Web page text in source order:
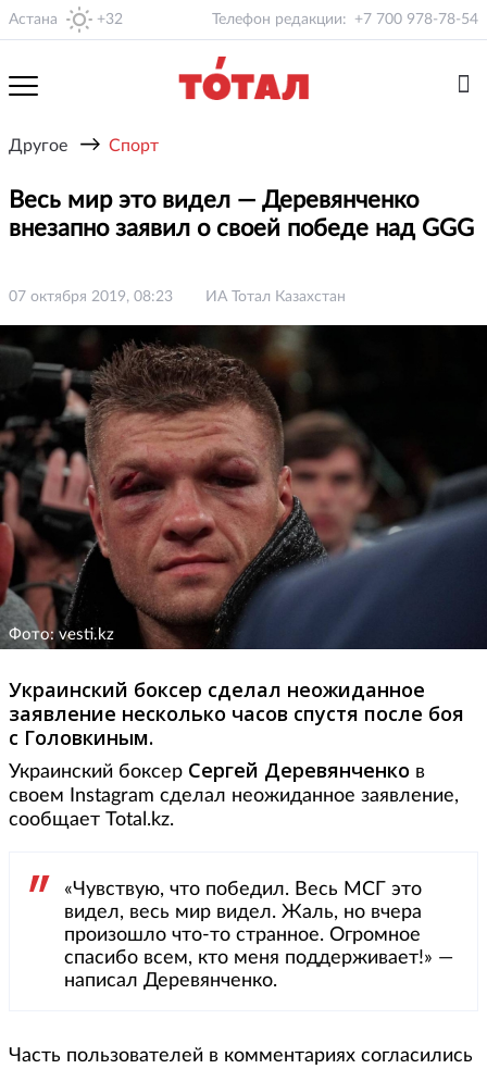
Астана +32 Телефон редакции: +7 700 978-78-54
Другое → Спорт
Весь мир это видел — Деревянченко
внезапно заявил о своей победе над GGG
07 октября 2019, 08:23 ИА Тотал Казахстан
Фото: vesti.kz
Украинский боксер сделал неожиданное
заявление несколько часов спустя после боя
с Головкиным.
Украинский боксер Сергей Деревянченко в
своем Instagram сделал неожиданное заявление,
сообщает Total.kz.
«Чувствую, что победил. Весь МСГ это
видел, весь мир видел. Жаль, но вчера
произошло что-то странное. Огромное
спасибо всем, кто меня поддерживает!» —
написал Деревянченко.
Часть пользователей в комментариях согласились